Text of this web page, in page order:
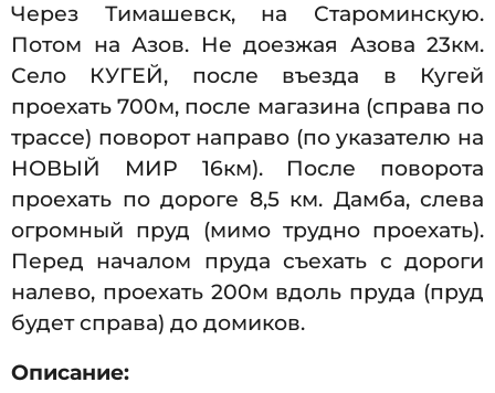
Через Тимашевск, на Староминскую.
Потом на Азов. Не доезжая Азова 23км.
Село КУГЕЙ, после въезда в Кугей
проехать 700м, после магазина (справа по
трассе) поворот направо (по указателю на
НОВЫЙ МИР 16км). После поворота
проехать по дороге 8,5 км. Дамба, слева
огромный пруд (мимо трудно проехать).
Перед началом пруда съехать с дороги
налево, проехать 200м вдоль пруда (пруд
будет справа) до домиков.
Описание: